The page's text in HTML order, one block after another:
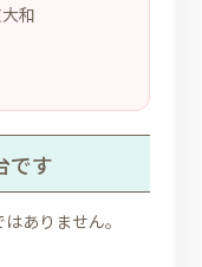
和
です
ありません。